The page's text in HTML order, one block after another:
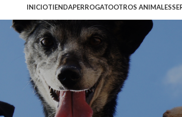
INICIOTIENDAPERROGATOOTROS ANIMALES